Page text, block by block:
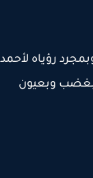
رؤياه لأحمد
وبعيون